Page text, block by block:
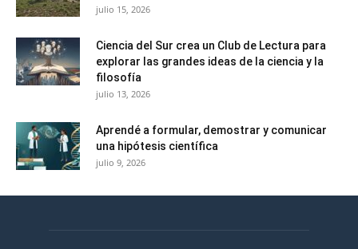
julio 15, 2026
Ciencia del Sur crea un Club de Lectura para
explorar las grandes ideas de la ciencia y la
filosofía
julio 13, 2026
Aprendé a formular, demostrar y comunicar
una hipótesis científica
julio 9, 2026